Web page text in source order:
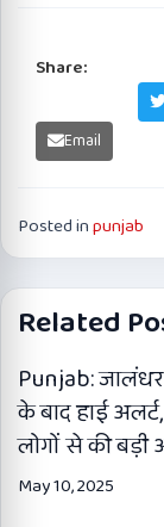
Share:
Email
Posted inpunjab
Related
Punjab:
के बाद हाई
लोगों से की बड़ी
May 10, 2025